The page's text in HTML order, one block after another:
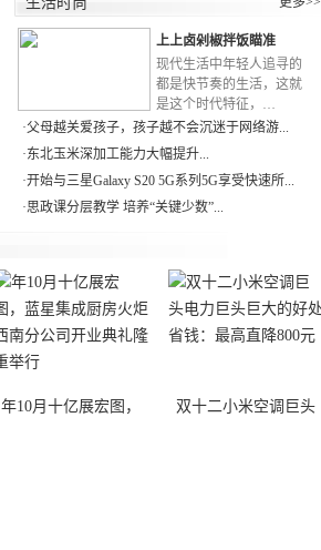
上上卤剁椒拌饭瞄准
现代生活中年轻人追寻的
都是快节奏的生活，这就
是这个时代特征，…
·父母越关爱孩子，孩子越不会沉迷于网络游...
·东北玉米深加工能力大幅提升...
·开始与三星Galaxy S20 5G系列5G享受快速所...
·思政课分层教学 培养“关键少数”...
年10月十亿展宏图， 双十二小米空调巨头